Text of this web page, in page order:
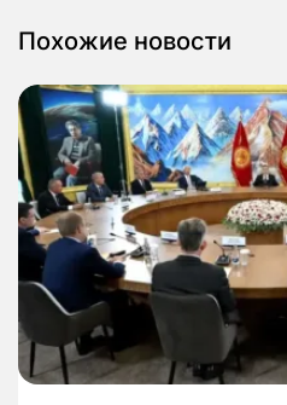
Похожие новости